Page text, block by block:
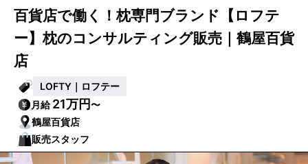
百貨店で働く！枕専門ブランド【ロフテ
ー】枕のコンサルティング販売｜鶴屋百貨
店
LOFTY｜ロフテー
月給21万円〜
鶴屋百貨店
販売スタッフ